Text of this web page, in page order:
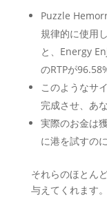
Puzzle
規律的に使用
と、Energy
のRTPが
このようなサ
完成させ、あ
実際のお金は
に港を試すの
それらのほとん
与えてくれます